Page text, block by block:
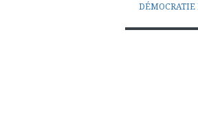
DÉMOCRATIE